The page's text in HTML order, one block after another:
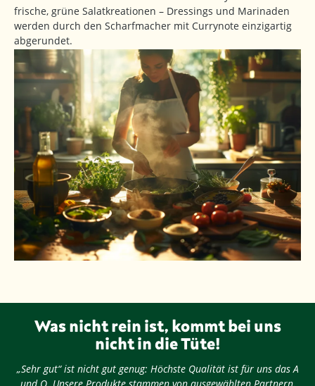
frische, grüne Salatkreationen – Dressings und Marinaden
werden durch den Scharfmacher mit Currynote einzigartig
abgerundet.
Was nicht rein ist, kommt bei uns
nicht in die Tüte!
„Sehr gut“ ist nicht gut genug: Höchste Qualität ist für uns das A